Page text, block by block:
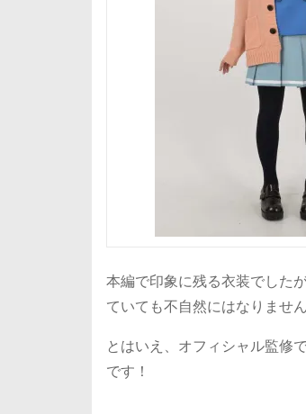
本編で印象に残る衣装でした
ていても不自然にはなりません
とはいえ、オフィシャル監修
です！